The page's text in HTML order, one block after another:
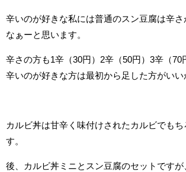
辛いのが好きな私には普通のスン豆腐は辛
なぁーと思います。
辛さの方も1辛（30円）2辛（50円）3辛（70
辛いのが好きな方は最初から足した方がいい
カルビ丼は甘辛く味付けされたカルビでもち
す。
後、カルビ丼ミニとスン豆腐のセットですが